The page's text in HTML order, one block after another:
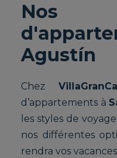
Agustín
Chez
d’appartements à
les styles de
nos différentes
rendra vos